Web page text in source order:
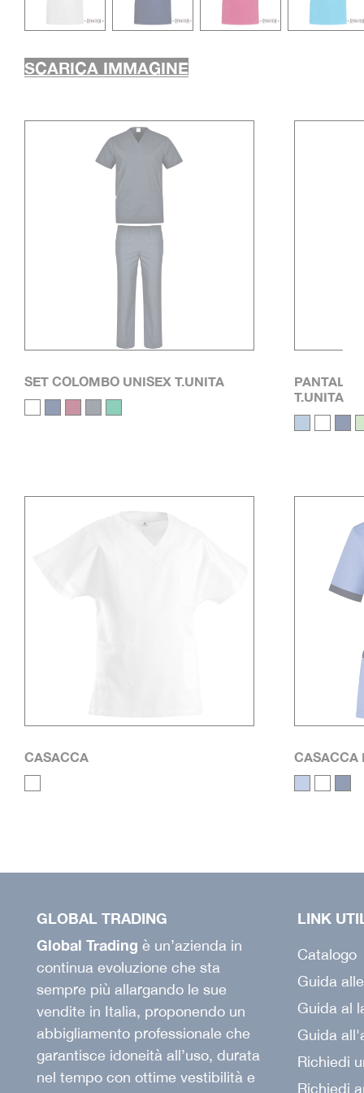
SCARICA IMMAGINE
SET COLOMBO UNISEX T.UNITA
T.UNITA
CASACCA CASACCA
GLOBAL TRADING
Global Trading è un’azienda in
continua evoluzione che sta
sempre più allargando le sue
vendite in Italia, proponendo un
abbigliamento professionale che
garantisce idoneità all’uso, durata
nel tempo con ottime vestibilità e
LINK
Catalogo
Guida
Guida al
Guida
Richiedi
Richiedi